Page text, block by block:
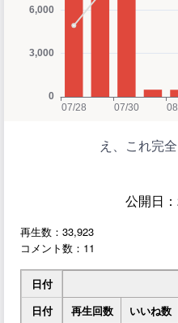
え、これ完
公開日
再生数：33,923
コメント数：11
日付
日付
再生回数 いいね数